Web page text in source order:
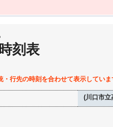
刻表
行先の時刻を合わせて表示していま
(川口市立